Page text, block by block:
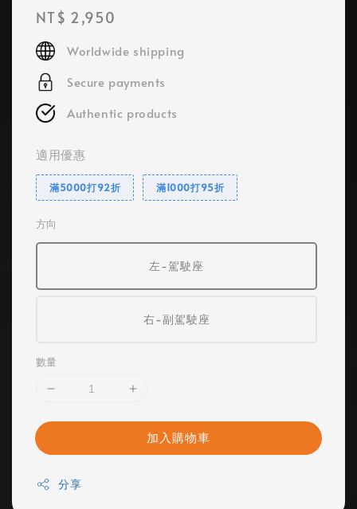
Regular
price
NT$ 2,950
Worldwide shipping
Secure payments
Authentic products
適用優惠
滿5000打92折 滿1000打95折
方向
左-駕駛座
右-副駕駛座
數量
加入購物車
分享